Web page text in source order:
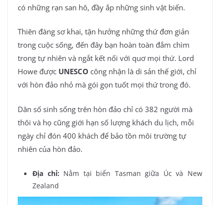
có những rạn san hô, đầy ắp những sinh vật biển.
Thiên đàng sơ khai, tận hưởng những thứ đơn giản
trong cuộc sống, đến đây bạn hoàn toàn đắm chìm
trong tự nhiên và ngắt kết nối với quơ mọi thứ. Lord
Howe được UNESCO công nhận là di sản thế giới, chỉ
với hòn đảo nhỏ mà gói gọn tuốt mọi thứ trong đó.
Dân số sinh sống trên hòn đảo chỉ có 382 người mà
thôi và họ cũng giới hạn số lượng khách du lịch, mỗi
ngày chỉ đón 400 khách để bảo tồn môi trường tự
nhiên của hòn đảo.
Địa chỉ: Nằm tại biển Tasman giữa Úc và New
Zealand